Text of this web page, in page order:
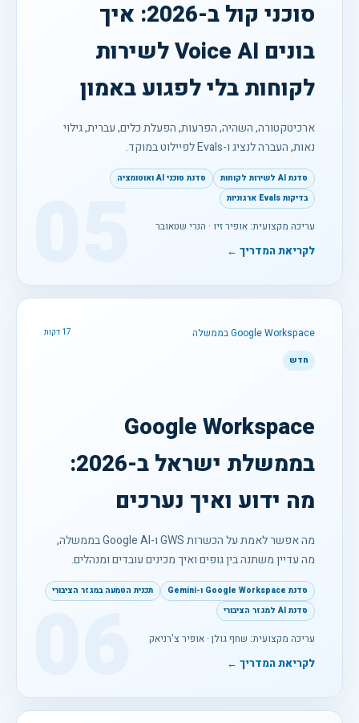
סוכני קול ב-2026: איך
בונים Voice AI לשירות
לקוחות בלי לפגוע באמון
ארכיטקטורה, השהיה, הפרעות, הפעלת כלים, עברית, גילוי
נאות, העברה לנציג ו-Evals לפיילוט במוקד.
סדנת AI לשירות לקוחות
סדנת סוכני AI ואוטומציה
בדיקות Evals ארגוניות
עריכה מקצועית: אופיר זיו · הנרי שטאובר
לקריאת המדריך ←
Google Workspace בממשלה 17 דקות
חדש
Google Workspace
בממשלת ישראל ב-2026:
מה ידוע ואיך נערכים
מה אפשר לאמת על הכשרות GWS ו-Google AI בממשלה,
מה עדיין משתנה בין גופים ואיך מכינים עובדים ומנהלים.
סדנת Google Workspace ו-Gemini
תכנית הטמעה במגזר הציבורי
סדנת AI למגזר הציבורי
עריכה מקצועית: שחף גולן · אופיר צ'רניאק
לקריאת המדריך ←